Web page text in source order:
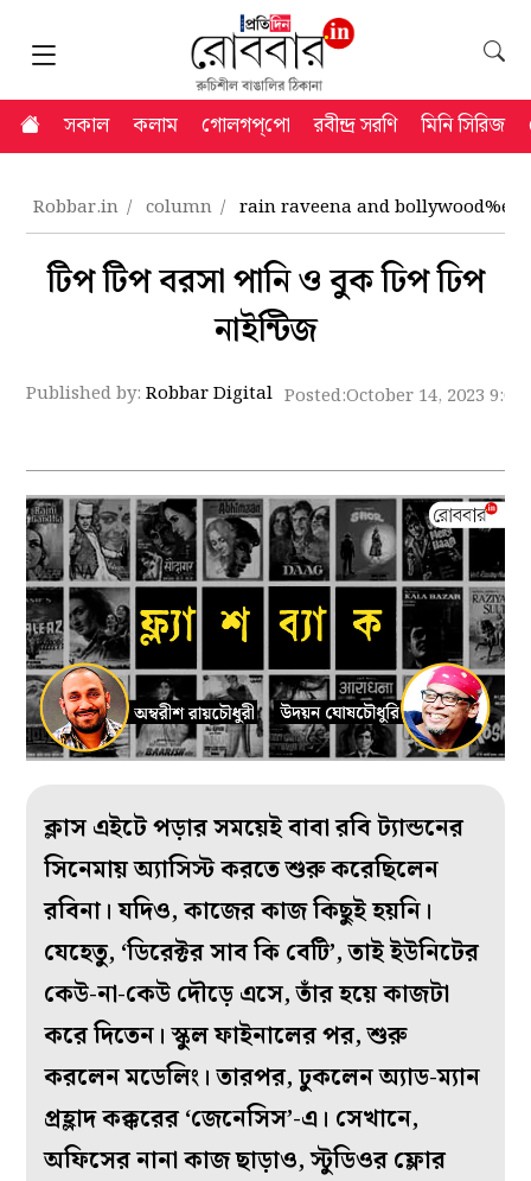
সকাল কলাম গোলগপ্‌পো রবীন্দ্র সরণি মিনি সিরিজ
Robbar.in column rain raveena and
টিপ টিপ বরসা পানি ও বুক ঢিপ ঢিপ
নাইন্টিজ
Published by:Robbar Digital Posted:October 14, 2023
ক্লাস এইটে পড়ার সময়েই বাবা রবি ট্যান্ডনের
সিনেমায় অ্যাসিস্ট করতে শুরু করেছিলেন
রবিনা। যদিও, কাজের কাজ কিছুই হয়নি।
যেহেতু, ‘ডিরেক্টর সাব কি বেটি’, তাই ইউনিটের
কেউ-না-কেউ দৌড়ে এসে, তাঁর হয়ে কাজটা
করে দিতেন। স্কুল ফাইনালের পর, শুরু
করলেন মডেলিং। তারপর, ঢুকলেন অ্যাড-ম্যান
প্রহ্লাদ কক্করের ‘জেনেসিস’-এ। সেখানে,
অফিসের নানা কাজ ছাড়াও, স্টুডিওর ফ্লোর